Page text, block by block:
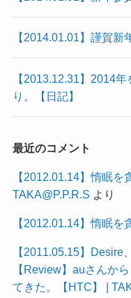
【2014.01.01】謹賀新
【2013.12.31】2014
り。【日記】
最近のコメント
【2012.01.14】惰眠を
TAKA@P.P.R.S より
【2012.01.14】惰眠を
【2011.05.15】Desire
【Review】auさんか
てきた。【HTC】 |